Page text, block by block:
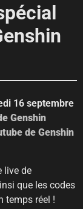
16 septembre
Genshin
de Genshin
live de
que les codes
temps réel !